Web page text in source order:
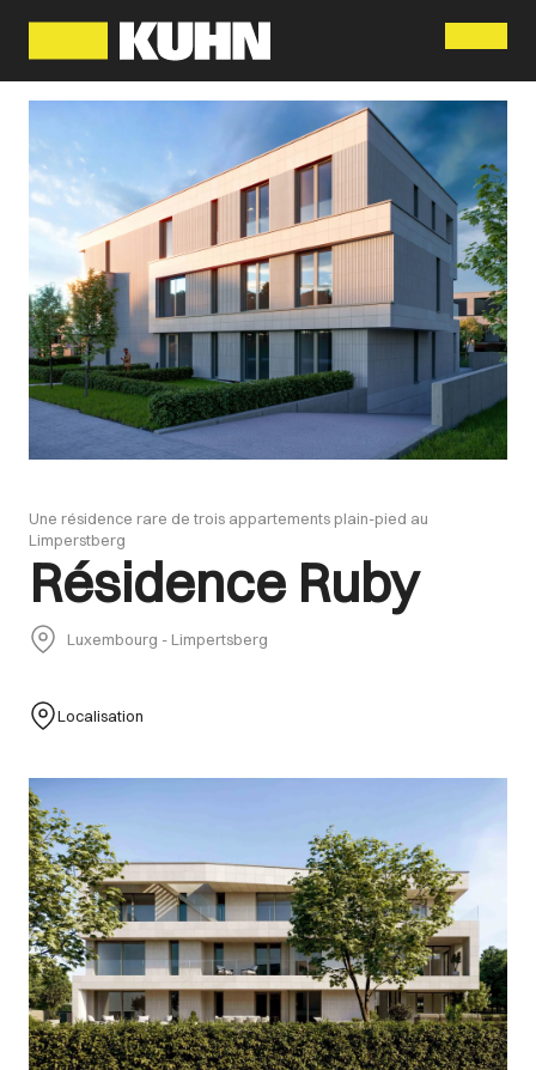
Une résidence rare de trois appartements plain-pied au
Limperstberg
Résidence Ruby
Luxembourg - Limpertsberg
Localisation
Images Gallery
Menu